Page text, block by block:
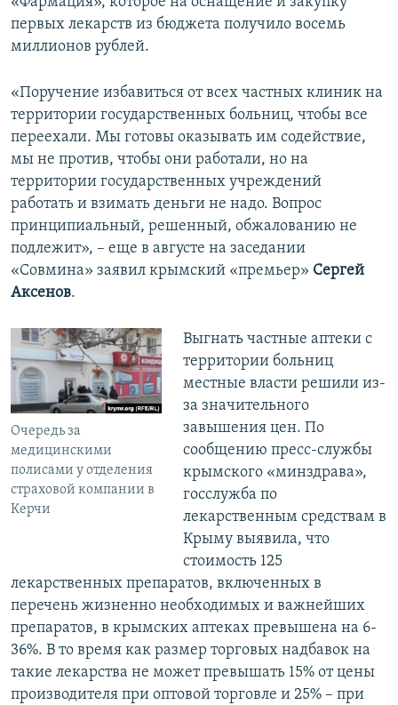
первых лекарств из бюджета получило восемь
миллионов рублей.
«Поручение избавиться от всех частных клиник на
территории государственных больниц, чтобы все
переехали. Мы готовы оказывать им содействие,
мы не против, чтобы они работали, но на
территории государственных учреждений
работать и взимать деньги не надо. Вопрос
принципиальный, решенный, обжалованию не
подлежит», – еще в августе на заседании
«Совмина» заявил крымский «премьер» Сергей
Аксенов.
Очередь за
медицинскими
полисами у отделения
страховой компании в
Керчи
Выгнать частные аптеки с
территории больниц
местные власти решили из-
за значительного
завышения цен. По
сообщению пресс-службы
крымского «минздрава»,
госслужба по
лекарственным средствам в
Крыму выявила, что
стоимость 125
лекарственных препаратов, включенных в
перечень жизненно необходимых и важнейших
препаратов, в крымских аптеках превышена на 6-
36%. В то время как размер торговых надбавок на
такие лекарства не может превышать 15% от цены
производителя при оптовой торговле и 25% – при